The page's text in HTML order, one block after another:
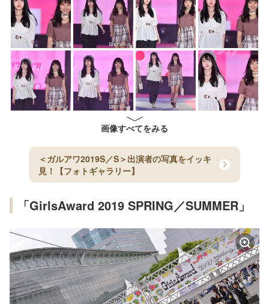
画像すべてをみる
＜ガルアワ2019S／S＞出演者の写真をイッキ
見！【フォトギャラリー】
「GirlsAward 2019 SPRING／SUMMER」